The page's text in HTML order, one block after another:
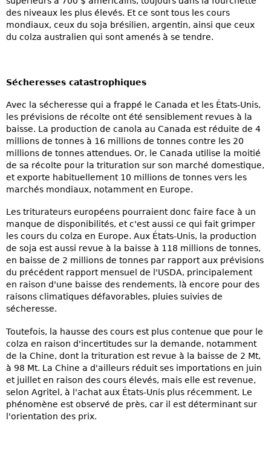
des niveaux les plus élevés. Et ce sont tous les cours
mondiaux, ceux du soja brésilien, argentin, ainsi que ceux
du colza australien qui sont amenés à se tendre.
Sécheresses catastrophiques
Avec la sécheresse qui a frappé le Canada et les États-Unis,
les prévisions de récolte ont été sensiblement revues à la
baisse. La production de canola au Canada est réduite de 4
millions de tonnes à 16 millions de tonnes contre les 20
millions de tonnes attendues. Or, le Canada utilise la moitié
de sa récolte pour la trituration sur son marché domestique,
et exporte habituellement 10 millions de tonnes vers les
marchés mondiaux, notamment en Europe.
Les triturateurs européens pourraient donc faire face à un
manque de disponibilités, et c'est aussi ce qui fait grimper
les cours du colza en Europe. Aux États-Unis, la production
de soja est aussi revue à la baisse à 118 millions de tonnes,
en baisse de 2 millions de tonnes par rapport aux prévisions
du précédent rapport mensuel de l'USDA, principalement
en raison d'une baisse des rendements, là encore pour des
raisons climatiques défavorables, pluies suivies de
sécheresse.
Toutefois, la hausse des cours est plus contenue que pour le
colza en raison d'incertitudes sur la demande, notamment
de la Chine, dont la trituration est revue à la baisse de 2 Mt,
à 98 Mt. La Chine a d'ailleurs réduit ses importations en juin
et juillet en raison des cours élevés, mais elle est revenue,
selon Agritel, à l'achat aux États-Unis plus récemment. Le
phénomène est observé de près, car il est déterminant sur
l'orientation des prix.